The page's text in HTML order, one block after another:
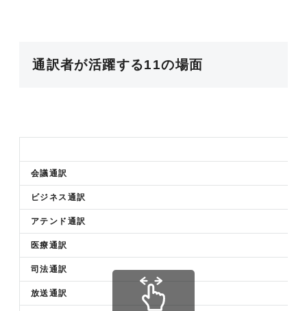
通訳者が活躍する11の場面
会議通訳
ビジネス通訳
アテンド通訳
医療通訳
司法通訳
放送通訳